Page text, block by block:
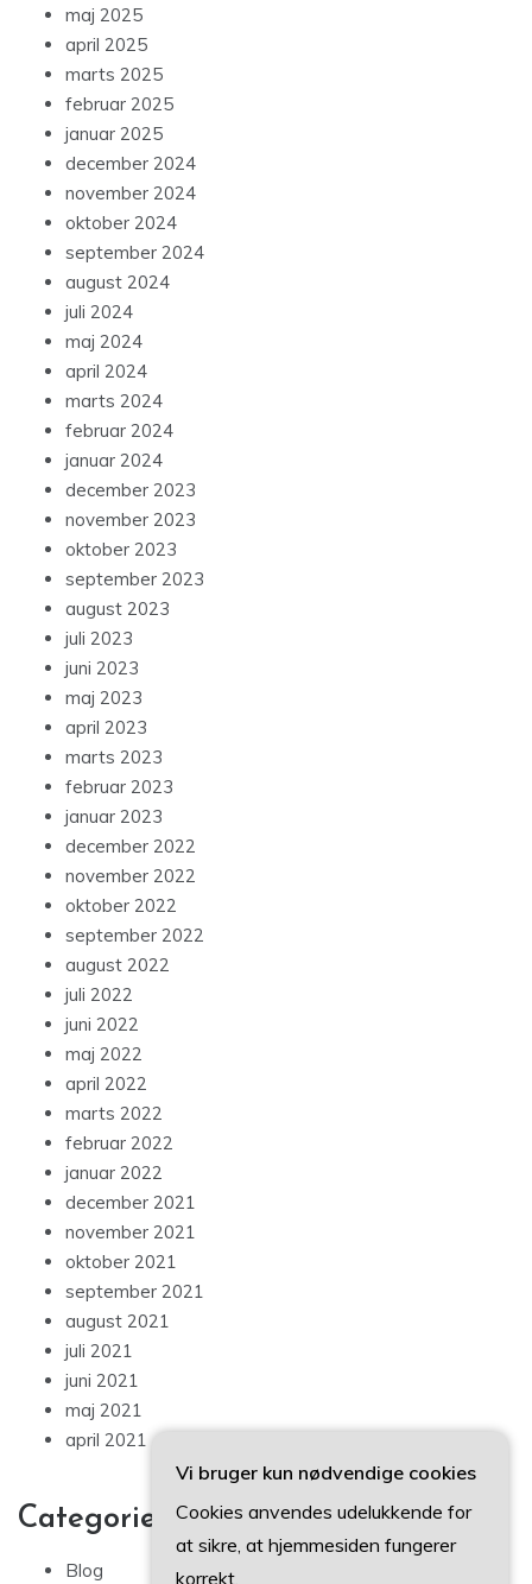
maj 2025
april 2025
marts 2025
februar 2025
januar 2025
december 2024
november 2024
oktober 2024
september 2024
august 2024
juli 2024
maj 2024
april 2024
marts 2024
februar 2024
januar 2024
december 2023
november 2023
oktober 2023
september 2023
august 2023
juli 2023
juni 2023
maj 2023
april 2023
marts 2023
februar 2023
januar 2023
december 2022
november 2022
oktober 2022
september 2022
august 2022
juli 2022
juni 2022
maj 2022
april 2022
marts 2022
februar 2022
januar 2022
december 2021
november 2021
oktober 2021
september 2021
august 2021
juli 2021
juni 2021
maj 2021
april 2021
Categories
Blog
Vi bruger kun nødvendige cookies
Cookies anvendes udelukkende for
at sikre, at hjemmesiden fungerer
korrekt.